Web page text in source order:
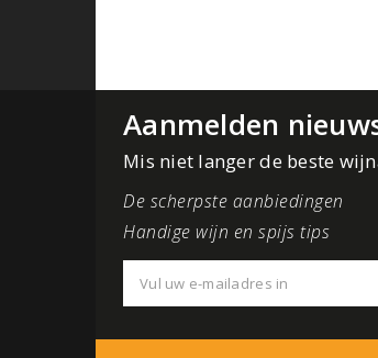
Aanmelden
Mis niet langer de beste
De scherpste aanbiedingen
Handige wijn en spijs tips